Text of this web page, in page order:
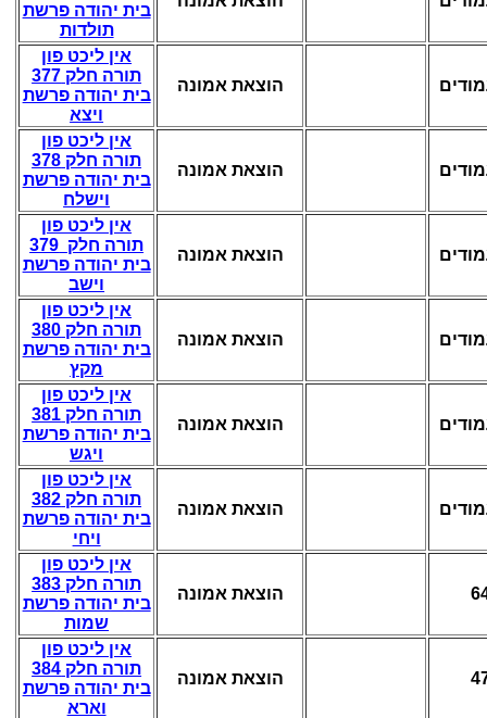
בית יהודה פרשת
תולדות
הוצאת אמונה
אין ליכט פון
תורה חלק 377
בית יהודה פרשת
ויצא
הוצאת אמונה
אין ליכט פון
תורה חלק 378
בית יהודה פרשת
וישלח
הוצאת אמונה
אין ליכט פון
תורה חלק 379
בית יהודה פרשת
וישב
הוצאת אמונה
אין ליכט פון
תורה חלק 380
בית יהודה פרשת
מקץ
הוצאת אמונה
אין ליכט פון
תורה חלק 381
בית יהודה פרשת
ויגש
הוצאת אמונה
אין ליכט פון
תורה חלק 382
בית יהודה פרשת
ויחי
הוצאת אמונה
אין ליכט פון
תורה חלק 383
בית יהודה פרשת
שמות
הוצאת אמונה
אין ליכט פון
תורה חלק 384
בית יהודה פרשת
וארא